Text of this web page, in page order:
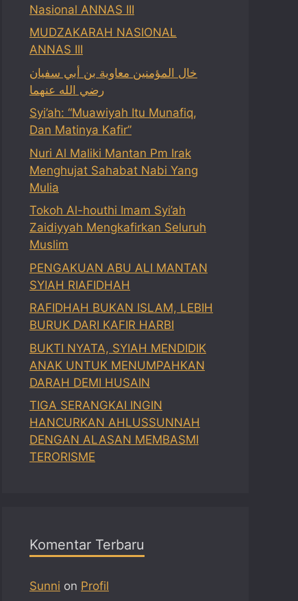
Nasional ANNAS III
MUDZAKARAH NASIONAL
ANNAS III
خال المؤمنين معاوية بن أبي سفيان
رضي الله عنهما
Syi’ah: “Muawiyah Itu Munafiq,
Dan Matinya Kafir”
Nuri Al Maliki Mantan Pm Irak
Menghujat Sahabat Nabi Yang
Mulia
Tokoh Al-houthi Imam Syi’ah
Zaidiyyah Mengkafirkan Seluruh
Muslim
PENGAKUAN ABU ALI MANTAN
SYIAH RIAFIDHAH
RAFIDHAH BUKAN ISLAM, LEBIH
BURUK DARI KAFIR HARBI
BUKTI NYATA, SYIAH MENDIDIK
ANAK UNTUK MENUMPAHKAN
DARAH DEMI HUSAIN
TIGA SERANGKAI INGIN
HANCURKAN AHLUSSUNNAH
DENGAN ALASAN MEMBASMI
TERORISME
Komentar Terbaru
Sunni on Profil